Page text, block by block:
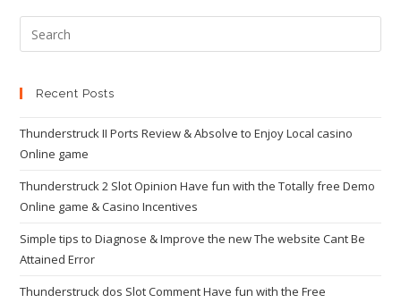
Recent Posts
Thunderstruck II Ports Review & Absolve to Enjoy Local casino
Online game
Thunderstruck 2 Slot Opinion Have fun with the Totally free Demo
Online game & Casino Incentives
Simple tips to Diagnose & Improve the new The website Cant Be
Attained Error
Thunderstruck dos Slot Comment Have fun with the Free